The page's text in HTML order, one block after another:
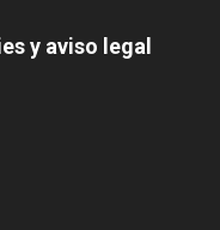
y aviso legal